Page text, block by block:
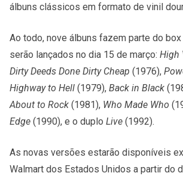
álbuns clássicos em formato de vinil
Ao todo, nove álbuns fazem parte do box
serão lançados no dia 15 de março: High
Dirty Deeds Done Dirty Cheap (1976),
Highway to Hell (1979), Back in Black
About to Rock (1981), Who Made Who
Edge (1990), e o duplo Live (1992).
As novas versões estarão disponíveis
Walmart dos Estados Unidos a partir do